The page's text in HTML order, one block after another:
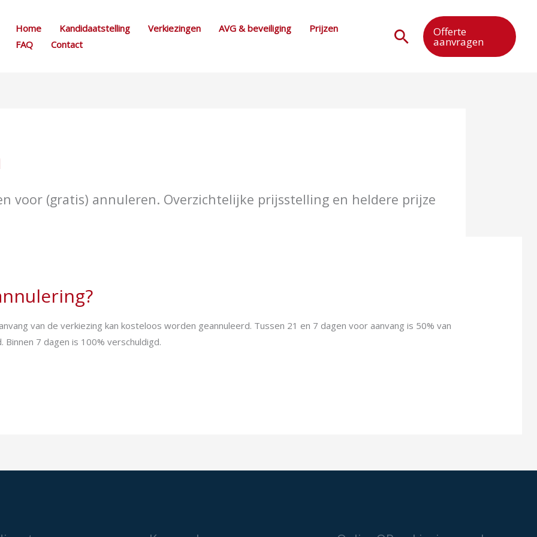
Home Kandidaatstelling Verkiezingen AVG & beveiliging
Prijzen
FAQ
Contact Zoeken
Offerte
aanvragen
voor (gratis) annuleren. Overzichtelijke prijsstelling en heldere prijze
van de verkiezing kan kosteloos worden geannuleerd. Tussen 21 en 7 dagen voor aanvang is 50% van
7 dagen is 100% verschuldigd.